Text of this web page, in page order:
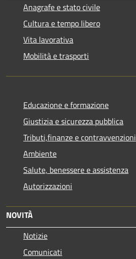
Anagrafe e stato civile
Cultura e tempo libero
Vita lavorativa
Mobilità e trasporti
Educazione e formazione
Giustizia e sicurezza pubblica
Tributi,finanze e contravvenzioni
Ambiente
Salute, benessere e assistenza
Autorizzazioni
NOVITÀ
Notizie
Comunicati